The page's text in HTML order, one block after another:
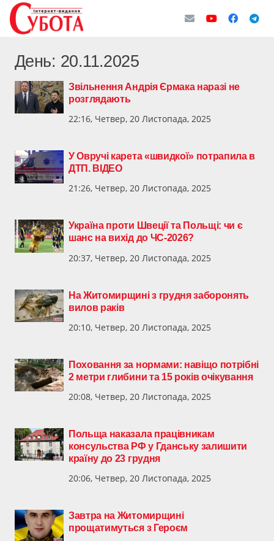
День: 20.11.2025
Звільнення Андрія Єрмака наразі не
розглядають
22:16, Четвер, 20 Листопада, 2025
У Овручі карета «швидкої» потрапила в
ДТП. ВІДЕО
21:26, Четвер, 20 Листопада, 2025
Україна проти Швеції та Польщі: чи є
шанс на вихід до ЧС-2026?
20:37, Четвер, 20 Листопада, 2025
На Житомирщині з грудня заборонять
вилов раків
20:10, Четвер, 20 Листопада, 2025
Поховання за нормами: навіщо потрібні
2 метри глибини та 15 років очікування
20:08, Четвер, 20 Листопада, 2025
Польща наказала працівникам
консульства РФ у Гданську залишити
країну до 23 грудня
20:06, Четвер, 20 Листопада, 2025
Завтра на Житомирщині
прощатимуться з Героєм